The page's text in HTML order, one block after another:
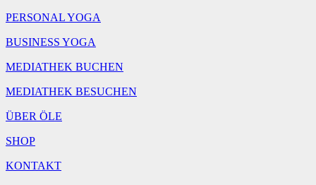
PERSONAL YOGA
BUSINESS YOGA
MEDIATHEK BUCHEN
MEDIATHEK BESUCHEN
ÜBER ÖLE
SHOP
KONTAKT